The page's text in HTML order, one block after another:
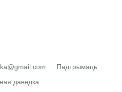
Падтрымаць
даведка